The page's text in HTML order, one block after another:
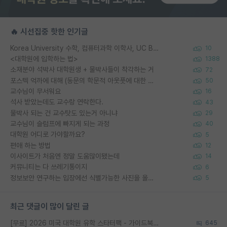
🔥 시선집중 핫한 인기글
Korea University 수학, 컴퓨터과학 이학사, UC Berkeley 산업공학 대학원 공학박사가 되는 것은 쉽지 않겠죠? 10
<대학원에 입학하는 법> 1388
소재분야 석박사 대학원생 + 물박사들이 착각하는 거 72
포스텍 억까에 대해 (동문의 학문적 아웃풋에 대한 반박) 50
교수님이 무서워요 16
석사 받았는데도 교수랑 연락한다. 43
물박사 되는 건 교수탓도 있는거 아니냐 29
교수님이 슬럼프에 빠지게 되는 과정 40
대학원 어디로 가야할까요? 5
편애 하는 방법 12
이사이트가 처음엔 정말 도움많이됐는데 14
커뮤니티는 다 쓰레기통이지 6
정보보안 연구하는 입장에선 식별가능한 사진을 올리는건 비추이긴함 5
최근 댓글이 많이 달린 글
[무료] 2026 미국 대학원 유학 스타터팩 - 가이드북 & 합격자 컨택메일 템플릿 645